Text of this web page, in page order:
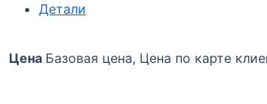
Детали
Цена Базовая цена, Цена по карте